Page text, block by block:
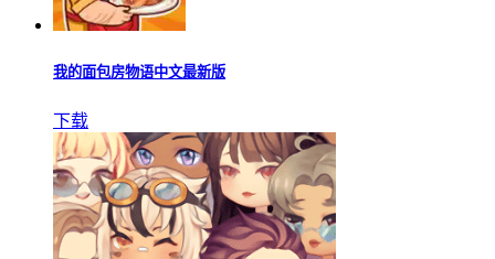
我的面包房物语中文最新版
下载